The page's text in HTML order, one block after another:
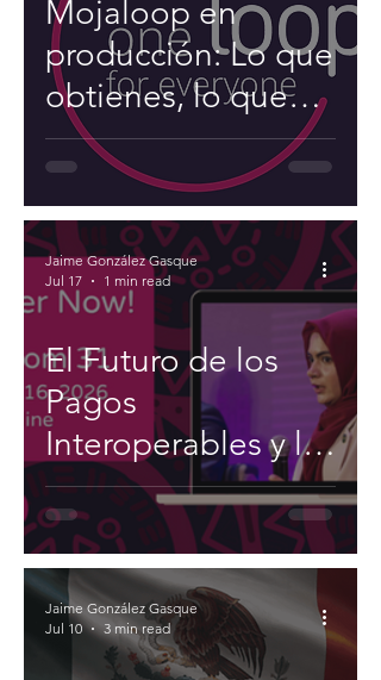
Mojaloop en
producción: Lo que
obtienes, lo que
construyes.
El Futuro de los
Pagos
Interoperables y la
Inclusión
Financiera
Jaime González Gasque
Jul 17
1 min read
Jaime González Gasque
Jul 10
3 min read